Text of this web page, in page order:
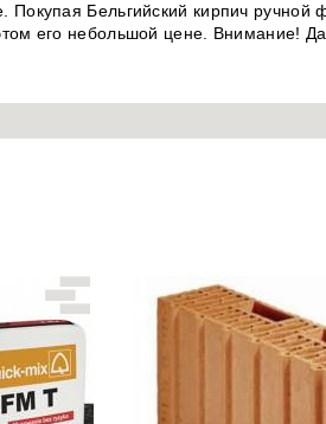
Покупая Бельгийский кирпич ручной
его небольшой цене. Внимание!